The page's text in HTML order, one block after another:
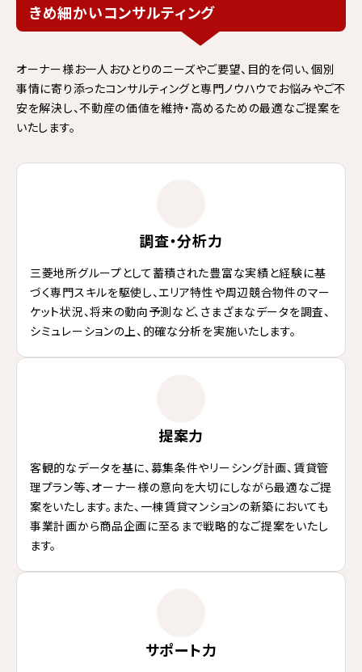
きめ細かいコンサルティング
オーナー様お一人おひとりのニーズやご要望、目的を伺い、個別
事情に寄り添ったコンサルティングと専門ノウハウでお悩みやご不
安を解決し、不動産の価値を維持・高めるための最適なご提案を
いたします。
調査・分析力
三菱地所グループとして蓄積された豊富な実績と経験に基
づく専門スキルを駆使し、エリア特性や周辺競合物件のマー
ケット状況、将来の動向予測など、さまざまなデータを調査、
シミュレーションの上、的確な分析を実施いたします。
提案力
客観的なデータを基に、募集条件やリーシング計画、賃貸管
理プラン等、オーナー様の意向を大切にしながら最適なご提
案をいたします。また、一棟賃貸マンションの新築においても
事業計画から商品企画に至るまで戦略的なご提案をいたし
ます。
サポート力